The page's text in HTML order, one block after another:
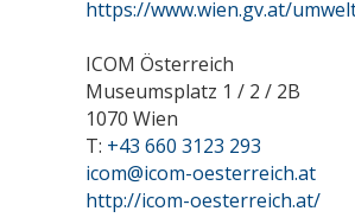
https://www.wien.gv.at/
ICOM Österreich
Museumsplatz 1 / 2 / 2B
1070 Wien
T: +43 660 3123 293
icom@icom-oesterreich.at
http://icom-oesterreich.at/